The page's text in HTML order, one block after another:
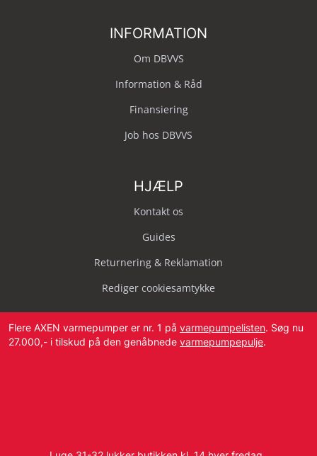
INFORMATION
Om DBVVS
Information & Råd
Finansiering
Job hos DBVVS
HJÆLP
Kontakt os
Guides
Returnering & Reklamation
Rediger cookiesamtykke
Flere AXEN varmepumper er nr. 1 på varmepumpelisten. Søg nu
27.000,- i tilskud på den genåbnede varmepumpepulje.